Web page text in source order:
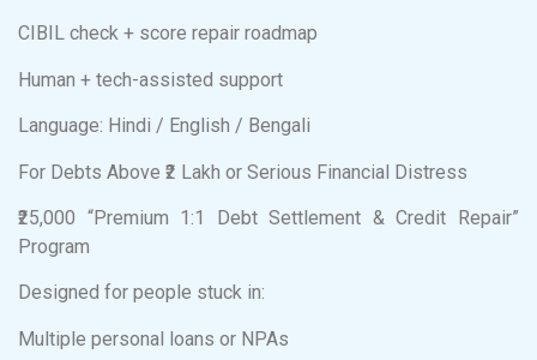
CIBIL check + score repair roadmap
Human + tech-assisted support
Language: Hindi / English / Bengali
For Debts Above ₹2 Lakh or Serious Financial Distress
₹25,000 “Premium 1:1 Debt Settlement & Credit Repair”
Program
Designed for people stuck in:
Multiple personal loans or NPAs